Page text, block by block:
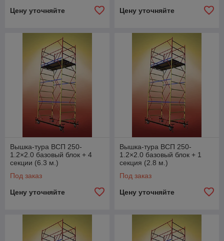
Цену уточняйте Цену уточняйте
Вышка-тура ВСП 250-
1.2×2.0 базовый блок + 4
секции (6.3 м.)
Под заказ
Цену уточняйте
Вышка-тура ВСП 250-
1.2×2.0 базовый блок + 1
секция (2.8 м.)
Под заказ
Цену уточняйте